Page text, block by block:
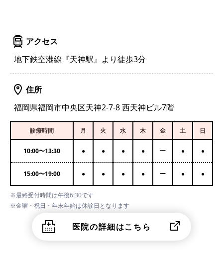
アクセス
地下鉄空港線『天神駅』より徒歩3分
住所
福岡県福岡市中央区天神2-7-8 西天神ビル7階
診療時間 月 火 水 木 金 土 日
10:00〜13:30 ● ● ● ● ー ● ●
15:00〜19:00 ● ● ● ● ー ● ●
※最終受付時間は午後6:30です
※金曜・祝日・年末年始は休診日となります
医院の詳細はこちら